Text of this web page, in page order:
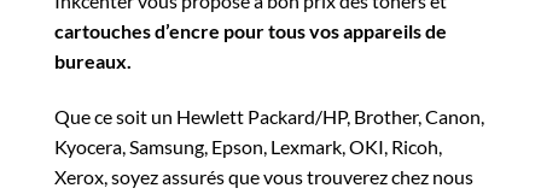
cartouches d’encre pour tous vos appareils de
bureaux.
Que ce soit un Hewlett Packard/HP, Brother, Canon,
Kyocera, Samsung, Epson, Lexmark, OKI, Ricoh,
Xerox, soyez assurés que vous trouverez chez nous